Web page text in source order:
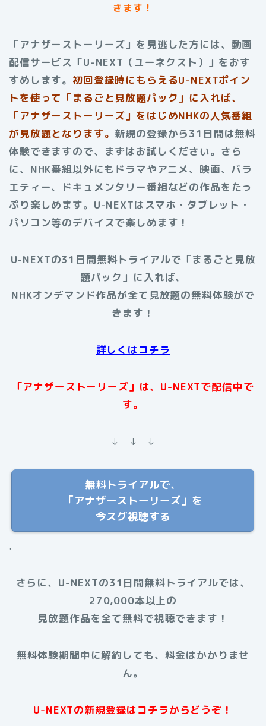
きます！
「アナザーストーリーズ」を見逃した方には、動画
配信サービス「U-NEXT（ユーネクスト）」をおす
すめします。 初回登録時にもらえるU-NEXTポイン
トを使って「まるごと見放題パック」に入れば、
「アナザーストーリーズ」をはじめNHKの人気番組
が見放題となります。 新規の登録から31日間は無料
体験できますので、まずはお試しください。さら
に、NHK番組以外にもドラマやアニメ、映画、バラ
エティー、ドキュメンタリー番組などの作品をたっ
ぷり楽しめます。U-NEXTはスマホ・タブレット・
パソコン等のデバイスで楽しめます！
U-NEXTの31日間無料トライアルで「まるごと見放
題パック」に入れば、
NHKオンデマンド作品が全て見放題の無料体験がで
きます！
詳しくはコチラ
「アナザーストーリーズ」は、U-NEXTで配信中で
す。
↓ ↓ ↓
無料トライアルで、
「アナザーストーリーズ」を
今スグ視聴する
.
さらに、U-NEXTの31日間無料トライアルでは、
270,000本以上の
見放題作品を全て無料で視聴できます！
無料体験期間中に解約しても、料金はかかりませ
ん。
U-NEXTの新規登録はコチラからどうぞ！